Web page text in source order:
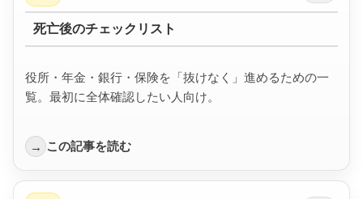
死亡後のチェックリスト
役所・年金・銀行・保険を「抜けなく」進めるための一
覧。最初に全体確認したい人向け。
→ この記事を読む